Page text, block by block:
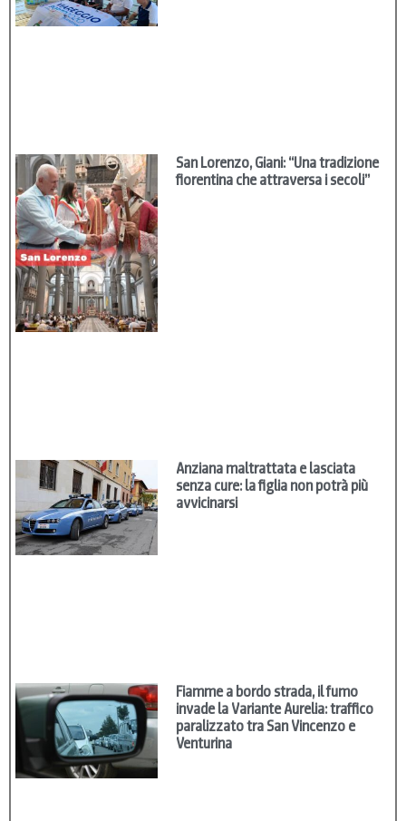
San Lorenzo, Giani: “Una tradizione
fiorentina che attraversa i secoli”
Anziana maltrattata e lasciata
senza cure: la figlia non potrà più
avvicinarsi
Fiamme a bordo strada, il fumo
invade la Variante Aurelia: traffico
paralizzato tra San Vincenzo e
Venturina